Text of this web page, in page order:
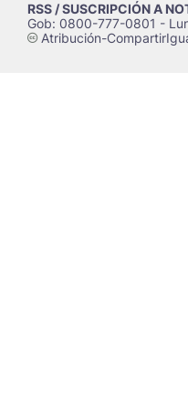
RSS / SUSCRIPCIÓN A
Gob: 0800-777-0801 -
cAtribución-